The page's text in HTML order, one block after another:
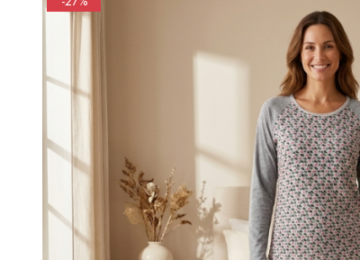
Chiloti tanga
Compleuri & body-uri
Costume de baie
Maiouri dama